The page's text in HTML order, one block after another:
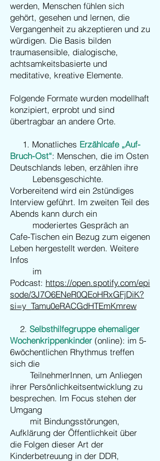
werden, Menschen fühlen sich
gehört, gesehen und lernen, die
Vergangenheit zu akzeptieren und zu
würdigen. Die Basis bilden
traumasensible, dialogische,
achtsamkeitsbasierte und
meditative, kreative Elemente.
Folgende Formate wurden modellhaft
konzipiert, erprobt und sind
übertragbar an andere Orte.​
1. Monatliches Erzählcafe „Auf-
Bruch-Ost“: Menschen, die im Osten
Deutschlands leben, erzählen ihre
Lebensgeschichte.
Vorbereitend wird ein 2stündiges
Interview geführt. Im zweiten Teil des
Abends kann durch ein
moderiertes Gespräch an
Cafe-Tischen ein Bezug zum eigenen
Leben hergestellt werden. Weitere
Infos
im
Podcast: https://open.spotify.com/epi
sode/3J7O6ENeR0QEoHRxGFjDiK?
si=y_Tamu0eRACGdHTEmKmrew
2. Selbsthilfegruppe ehemaliger
Wochenkrippenkinder (online): im 5-
6wöchentlichen Rhythmus treffen
sich die
TeilnehmerInnen, um Anliegen
ihrer Persönlichkeitsentwicklung zu
besprechen. Im Focus stehen der
Umgang
mit Bindungsstörungen,
Aufklärung der Öffentlichkeit über
die Folgen dieser Art der
Kinderbetreuung in der DDR,